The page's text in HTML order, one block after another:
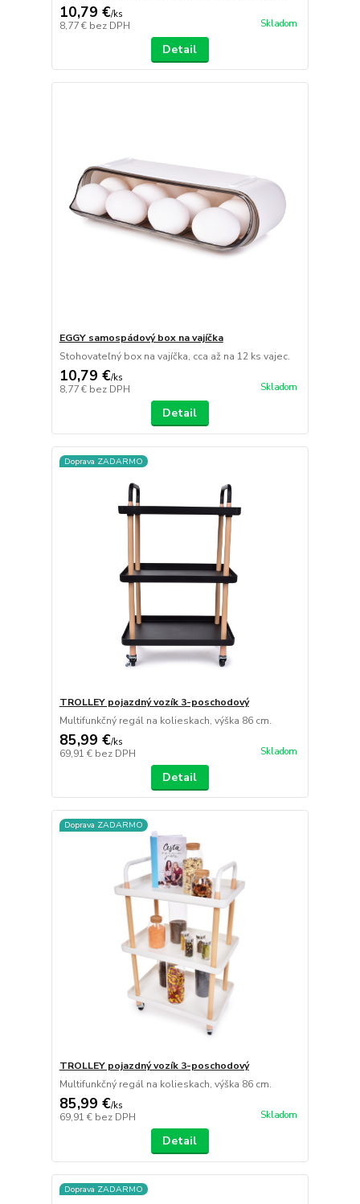
10,79 €/ks
8,77 € bez DPH Skladom
Detail
EGGY samospádový box na vajíčka
Stohovateľný box na vajíčka, cca až na 12 ks vajec.
10,79 €/ks
8,77 € bez DPH Skladom
Detail
Doprava ZADARMO
TROLLEY pojazdný vozík 3-poschodový
Multifunkčný regál na kolieskach, výška 86 cm.
85,99 €/ks
69,91 € bez DPH Skladom
Detail
Doprava ZADARMO
TROLLEY pojazdný vozík 3-poschodový
Multifunkčný regál na kolieskach, výška 86 cm.
85,99 €/ks
69,91 € bez DPH Skladom
Detail
Doprava ZADARMO